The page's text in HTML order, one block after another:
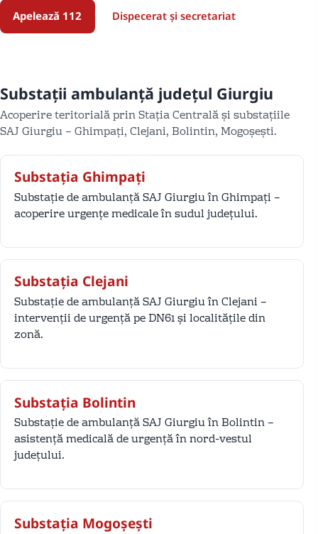
Apelează 112 Dispecerat și secretariat
Substații ambulanță județul Giurgiu
Acoperire teritorială prin Stația Centrală și substațiile
SAJ Giurgiu – Ghimpați, Clejani, Bolintin, Mogoșești.
Substația Ghimpați
Substație de ambulanță SAJ Giurgiu în Ghimpați –
acoperire urgențe medicale în sudul județului.
Substația Clejani
Substație de ambulanță SAJ Giurgiu în Clejani –
intervenții de urgență pe DN61 și localitățile din
zonă.
Substația Bolintin
Substație de ambulanță SAJ Giurgiu în Bolintin –
asistență medicală de urgență în nord-vestul
județului.
Substația Mogoșești